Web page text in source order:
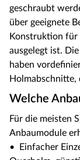
geschraubt
über geeignete
Konstruktion für
ausgelegt ist.
haben
Holmabschnitte,
Welche
Für die meisten
Anbaumodule
• Einfacher